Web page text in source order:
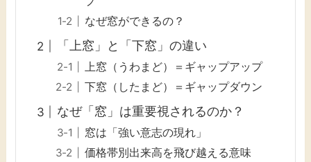
なぜ窓ができるの？
「上窓」と「下窓」の違い
上窓（うわまど）＝ギャップアップ
下窓（したまど）＝ギャップダウン
なぜ「窓」は重要視されるのか？
窓は「強い意志の現れ」
価格帯別出来高を飛び越える意味